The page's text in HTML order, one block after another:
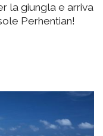
la giungla e arriva
Perhentian!